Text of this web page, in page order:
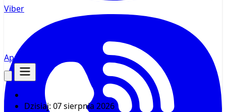
AppMsr
Dzisiaj: 07 sierpnia 2026
Viber